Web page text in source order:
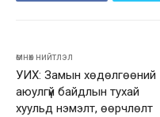
өмнөх нийтлэл
УИХ: Замын хөдөлгөөний
аюулгүй байдлын тухай
хуульд нэмэлт, өөрчлөлт